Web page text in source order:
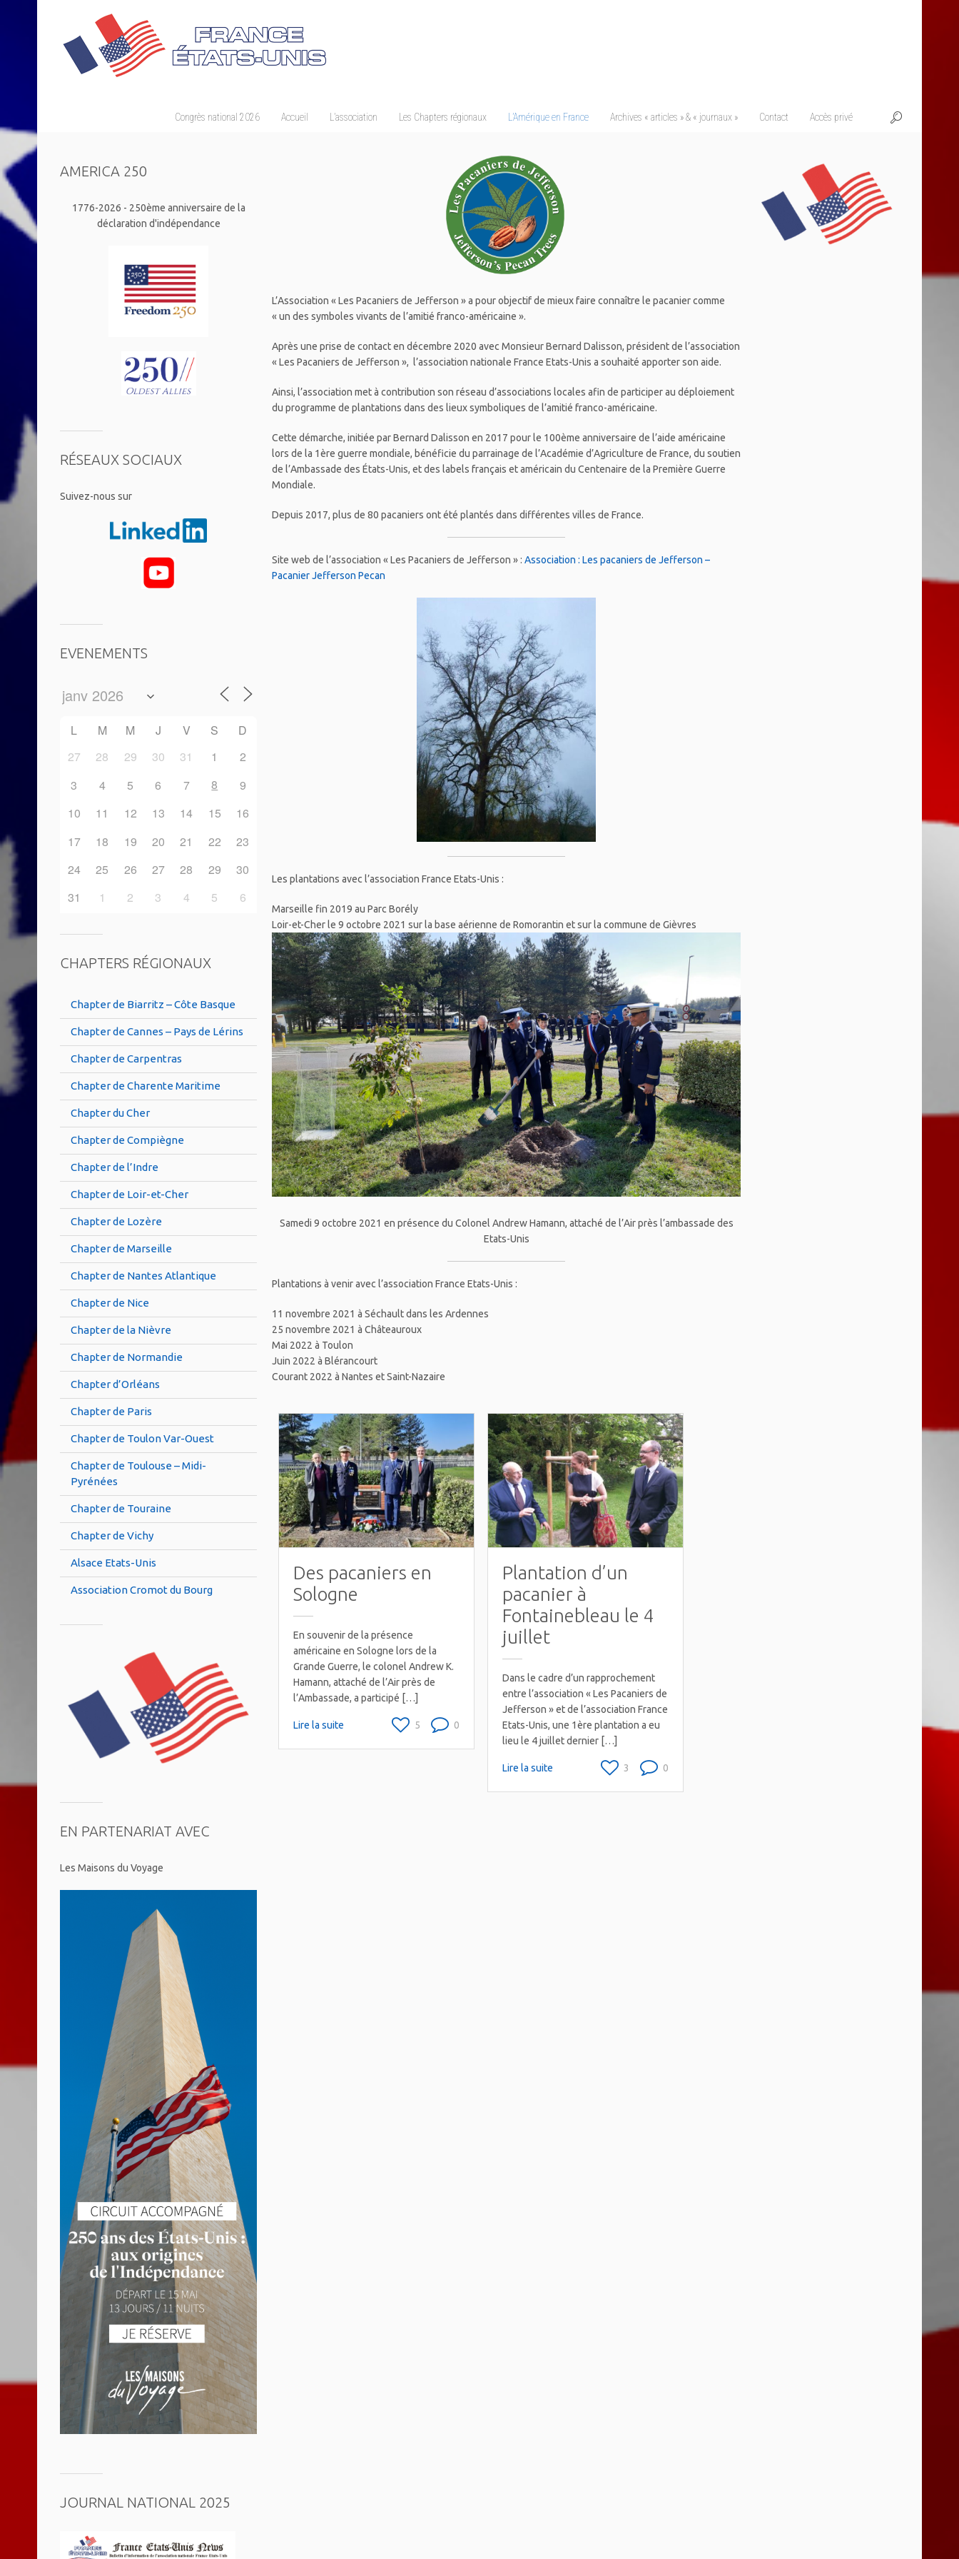
Congrès national 2026 Accueil L’association Les Chapters régionaux L’Amérique en France Archives « articles » & « journaux » Contact Accès privé
L’Association « Les Pacaniers de Jefferson » a pour objectif de mieux faire connaître le pacanier comme
« un des symboles vivants de l’amitié franco-américaine ».
Après une prise de contact en décembre 2020 avec Monsieur Bernard Dalisson, président de l’association
« Les Pacaniers de Jefferson », l’association nationale France Etats-Unis a souhaité apporter son aide.
Ainsi, l’association met à contribution son réseau d’associations locales afin de participer au déploiement
du programme de plantations dans des lieux symboliques de l’amitié franco-américaine.
Cette démarche, initiée par Bernard Dalisson en 2017 pour le 100ème anniversaire de l’aide américaine
lors de la 1ère guerre mondiale, bénéficie du parrainage de l’Académie d’Agriculture de France, du soutien
de l’Ambassade des États-Unis, et des labels français et américain du Centenaire de la Première Guerre
Mondiale.
Depuis 2017, plus de 80 pacaniers ont été plantés dans différentes villes de France.
Site web de l’association « Les Pacaniers de Jefferson » : Association : Les pacaniers de Jefferson –
Pacanier Jefferson Pecan
Les plantations avec l’association France Etats-Unis :
Marseille fin 2019 au Parc Borély
Loir-et-Cher le 9 octobre 2021 sur la base aérienne de Romorantin et sur la commune de Gièvres
Samedi 9 octobre 2021 en présence du Colonel Andrew Hamann, attaché de l’Air près l’ambassade des
Etats-Unis
Plantations à venir avec l’association France Etats-Unis :
11 novembre 2021 à Séchault dans les Ardennes
25 novembre 2021 à Châteauroux
Mai 2022 à Toulon
Juin 2022 à Blérancourt
Courant 2022 à Nantes et Saint-Nazaire
Des pacaniers en
Sologne
En souvenir de la présence
américaine en Sologne lors de la
Grande Guerre, le colonel Andrew K.
Hamann, attaché de l’Air près de
l’Ambassade, a participé […]
Lire la suite 0
5
Plantation d’un
pacanier à
Fontainebleau le 4
juillet
Dans le cadre d’un rapprochement
entre l’association « Les Pacaniers de
Jefferson » et de l’association France
Etats-Unis, une 1ère plantation a eu
lieu le 4 juillet dernier […]
Lire la suite 0
3
AMERICA 250
1776-2026 - 250ème anniversaire de la
déclaration d'indépendance
RÉSEAUX SOCIAUX
​Suivez-nous sur
EVENEMENTS
L M M J V S
D
27
28 29 30 31 1
2
3
4 5 6 7 8
9
10
11 12 13 14 15
16
17
18 19 20 21 22
23
24
25 26 27 28 29
30
31
1 2 3 4 5 6
CHAPTERS RÉGIONAUX
Chapter de Biarritz – Côte Basque
Chapter de Cannes – Pays de Lérins
Chapter de Carpentras
Chapter de Charente Maritime
Chapter du Cher
Chapter de Compiègne
Chapter de l’Indre
Chapter de Loir-et-Cher
Chapter de Lozère
Chapter de Marseille
Chapter de Nantes Atlantique
Chapter de Nice
Chapter de la Nièvre
Chapter de Normandie
Chapter d’Orléans
Chapter de Paris
Chapter de Toulon Var-Ouest
Chapter de Toulouse – Midi-
Pyrénées
Chapter de Touraine
Chapter de Vichy
Alsace Etats-Unis
Association Cromot du Bourg
EN PARTENARIAT AVEC
Les Maisons du Voyage
JOURNAL NATIONAL 2025